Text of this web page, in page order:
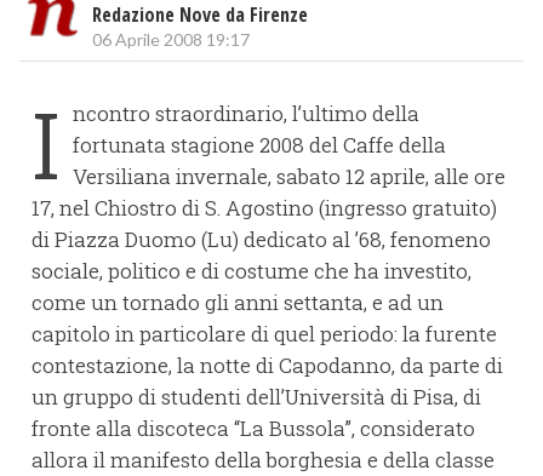
Redazione Nove da Firenze
06 Aprile 2008 19:17
I ncontro straordinario, l’ultimo della
fortunata stagione 2008 del Caffe della
Versiliana invernale, sabato 12 aprile, alle ore
17, nel Chiostro di S. Agostino (ingresso gratuito)
di Piazza Duomo (Lu) dedicato al ’68, fenomeno
sociale, politico e di costume che ha investito,
come un tornado gli anni settanta, e ad un
capitolo in particolare di quel periodo: la furente
contestazione, la notte di Capodanno, da parte di
un gruppo di studenti dell’Università di Pisa, di
fronte alla discoteca “La Bussola”, considerato
allora il manifesto della borghesia e della classe